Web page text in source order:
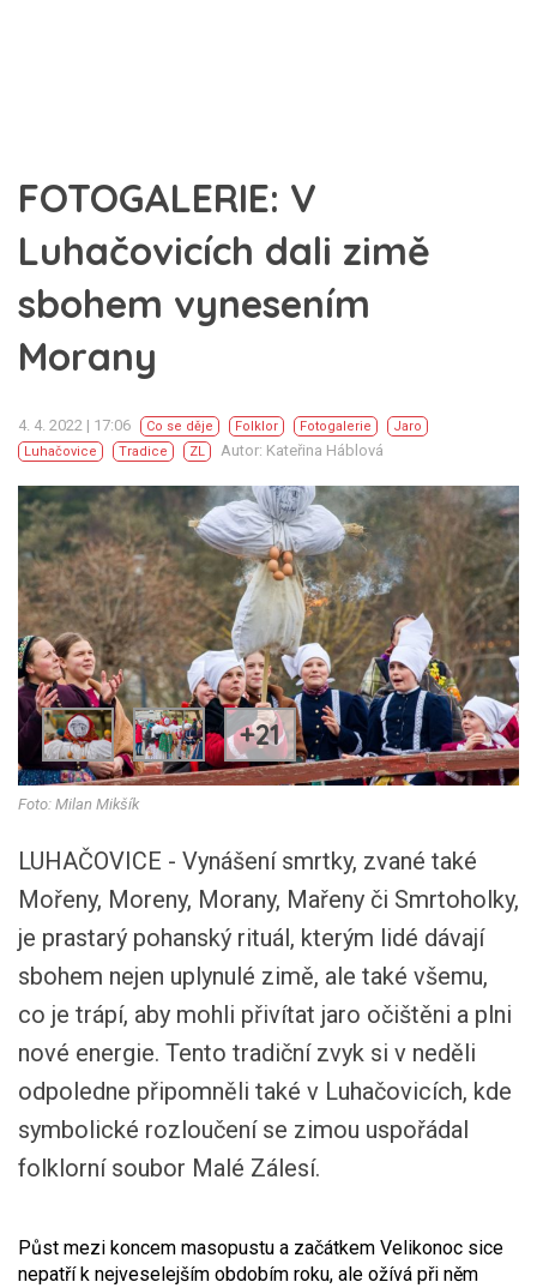
FOTOGALERIE: V
Luhačovicích dali zimě
sbohem vynesením
Morany
4. 4. 2022 | 17:06 Co se děje Folklor Fotogalerie
Jaro
Luhačovice
Tradice ZL Autor: Kateřina Háblová
+21
Foto: Milan Mikšík
LUHAČOVICE - Vynášení smrtky, zvané také
Mořeny, Moreny, Morany, Mařeny či Smrtoholky,
je prastarý pohanský rituál, kterým lidé dávají
sbohem nejen uplynulé zimě, ale také všemu,
co je trápí, aby mohli přivítat jaro očištěni a plni
nové energie. Tento tradiční zvyk si v neděli
odpoledne připomněli také v Luhačovicích, kde
symbolické rozloučení se zimou uspořádal
folklorní soubor Malé Zálesí.
Půst mezi koncem masopustu a začátkem Velikonoc sice
nepatří k nejveselejším obdobím roku, ale ožívá při něm